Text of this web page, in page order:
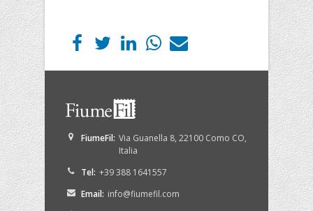
FiumeFil: Via Guanella 8, 22100 Como CO,
Italia
Tel: +39 388 1641557
Email: info@fiumefil.com